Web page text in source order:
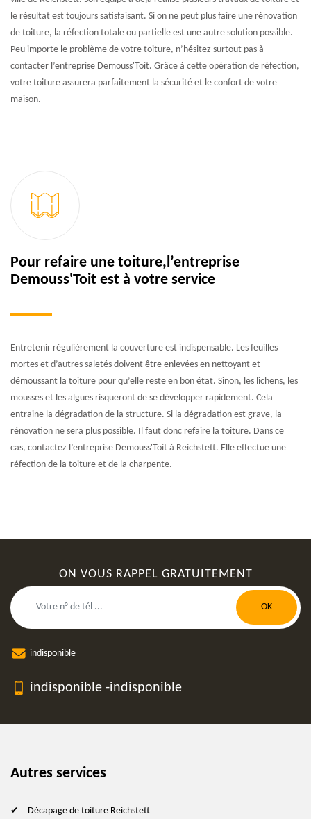
le résultat est toujours satisfaisant. Si on ne peut plus faire une rénovation
de toiture, la réfection totale ou partielle est une autre solution possible.
Peu importe le problème de votre toiture, n’hésitez surtout pas à
contacter l’entreprise Demouss'Toit. Grâce à cette opération de réfection,
votre toiture assurera parfaitement la sécurité et le confort de votre
maison.
Pour refaire une toiture,l’entreprise
Demouss'Toit est à votre service
Entretenir régulièrement la couverture est indispensable. Les feuilles
mortes et d’autres saletés doivent être enlevées en nettoyant et
démoussant la toiture pour qu’elle reste en bon état. Sinon, les lichens, les
mousses et les algues risqueront de se développer rapidement. Cela
entraine la dégradation de la structure. Si la dégradation est grave, la
rénovation ne sera plus possible. Il faut donc refaire la toiture. Dans ce
cas, contactez l’entreprise Demouss'Toit à Reichstett. Elle effectue une
réfection de la toiture et de la charpente.
ON VOUS RAPPEL GRATUITEMENT
indisponible
indisponible -indisponible
Autres services
Décapage de toiture Reichstett